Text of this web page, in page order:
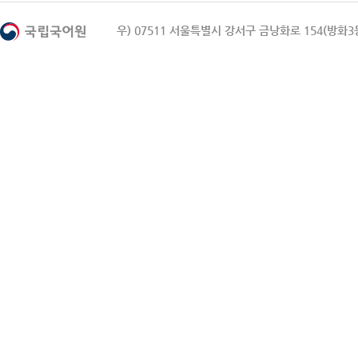
우) 07511 서울특별시 강서구 금낭화로 154(방화3